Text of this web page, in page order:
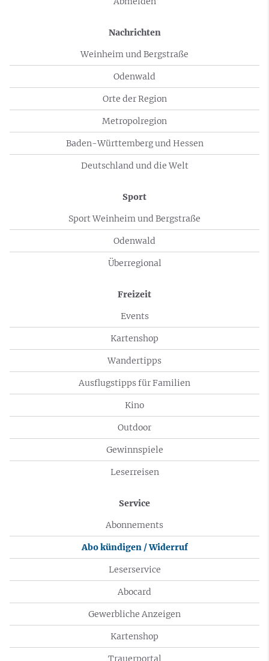
Nachrichten
Weinheim und Bergstraße
Odenwald
Orte der Region
Metropolregion
Baden-Württemberg und Hessen
Deutschland und die Welt
Sport
Sport Weinheim und Bergstraße
Odenwald
Überregional
Freizeit
Events
Kartenshop
Wandertipps
Ausflugstipps für Familien
Kino
Outdoor
Gewinnspiele
Leserreisen
Service
Abonnements
Abo kündigen / Widerruf
Leserservice
Abocard
Gewerbliche Anzeigen
Kartenshop
Trauerportal